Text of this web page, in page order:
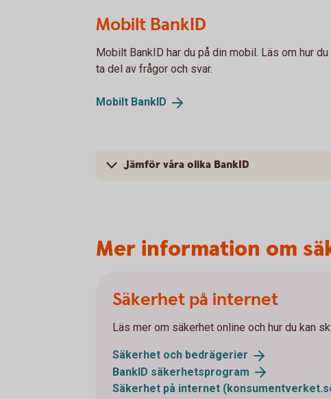
Mobilt BankID
Mobilt BankID har du på din mobil. Läs om hur
ta del av frågor och svar.
Mobilt BankID
Jämför våra olika BankID
Mer information om
Säkerhet på internet
Läs mer om säkerhet online och hur du kan
Säkerhet och bedrägerier
BankID säkerhetsprogram
Säkerhet på internet